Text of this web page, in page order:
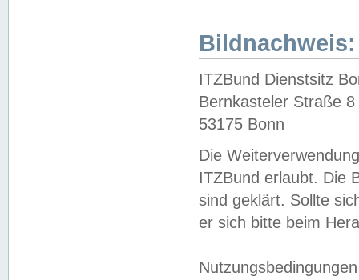
Bildnachweis:
ITZBund Dienstsitz
Bernkasteler Straße 8
53175 Bonn
Die
ITZBund erlaubt. Die
sind geklärt. Sollte
er sich bitte beim